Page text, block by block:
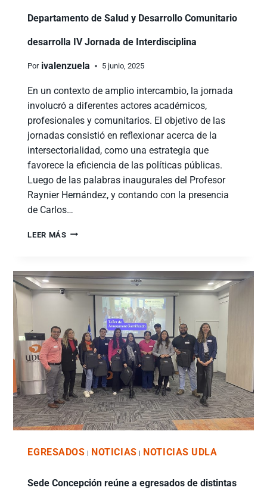
Departamento de Salud y Desarrollo Comunitario
desarrolla IV Jornada de Interdisciplina
Por ivalenzuela 5 junio, 2025
En un contexto de amplio intercambio, la jornada
involucró a diferentes actores académicos,
profesionales y comunitarios. El objetivo de las
jornadas consistió en reflexionar acerca de la
intersectorialidad, como una estrategia que
favorece la eficiencia de las políticas públicas.
Luego de las palabras inaugurales del Profesor
Raynier Hernández, y contando con la presencia
de Carlos…
LEER MÁS
EGRESADOS NOTICIAS NOTICIAS UDLA
Sede Concepción reúne a egresados de distintas